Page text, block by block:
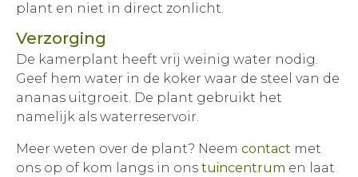
plant en niet in direct zonlicht.
Verzorging
De kamerplant heeft vrij weinig water nodig.
Geef hem water in de koker waar de steel van de
ananas uitgroeit. De plant gebruikt het
namelijk als waterreservoir.
Meer weten over de plant? Neem contact met
ons op of kom langs in ons tuincentrum en laat